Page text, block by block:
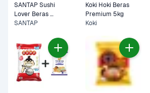
SANTAP Sushi
Lover Beras
Premium 5kg
SANTAP
Koki Hoki Beras
Premium 5kg
Koki